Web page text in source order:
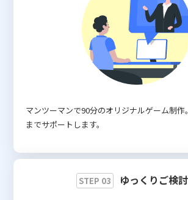
マンツーマンで90分のオリジナルゲーム制作
までサポートします。
STEP 03 ゆっくりご検